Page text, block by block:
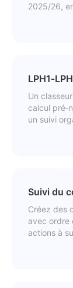
2025/26,
Un
calcul
un suivi
Suivi du
Créez des
avec ordre
actions à